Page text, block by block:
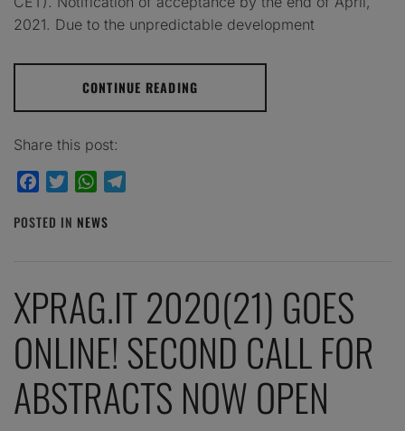
2021. Due to the unpredictable development
CONTINUE READING
Share this post:
FacebookTwitterWhatsApp
POSTED IN NEWS
XPRAG.IT 2020(21) GOES
ONLINE! SECOND CALL FOR
ABSTRACTS NOW OPEN